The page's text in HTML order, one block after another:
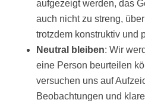
aufgezeigt werden, das
auch nicht zu streng,
trotzdem konstruktiv und
Neutral bleiben: Wir
eine Person beurteilen
versuchen uns auf
Beobachtungen und